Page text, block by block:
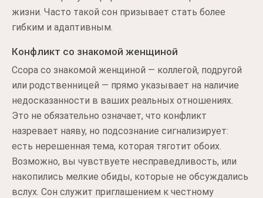
жизни. Часто такой сон призывает стать более
гибким и адаптивным.
Конфликт со знакомой женщиной
Ссора со знакомой женщиной — коллегой, подругой
или родственницей — прямо указывает на наличие
недосказанности в ваших реальных отношениях.
Это не обязательно означает, что конфликт
назревает наяву, но подсознание сигнализирует:
есть нерешенная тема, которая тяготит обоих.
Возможно, вы чувствуете несправедливость, или
накопились мелкие обиды, которые не обсуждались
вслух. Сон служит приглашением к честному